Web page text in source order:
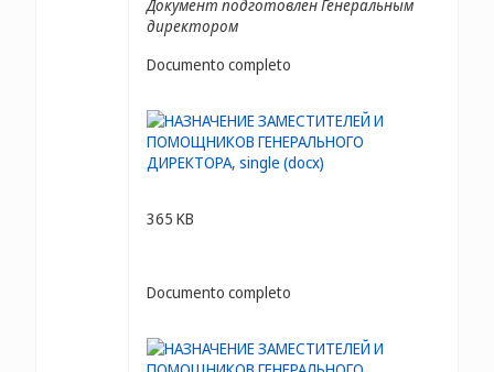
Документ подготовлен Генеральным
директором
Documento completo
365 KB
Documento completo